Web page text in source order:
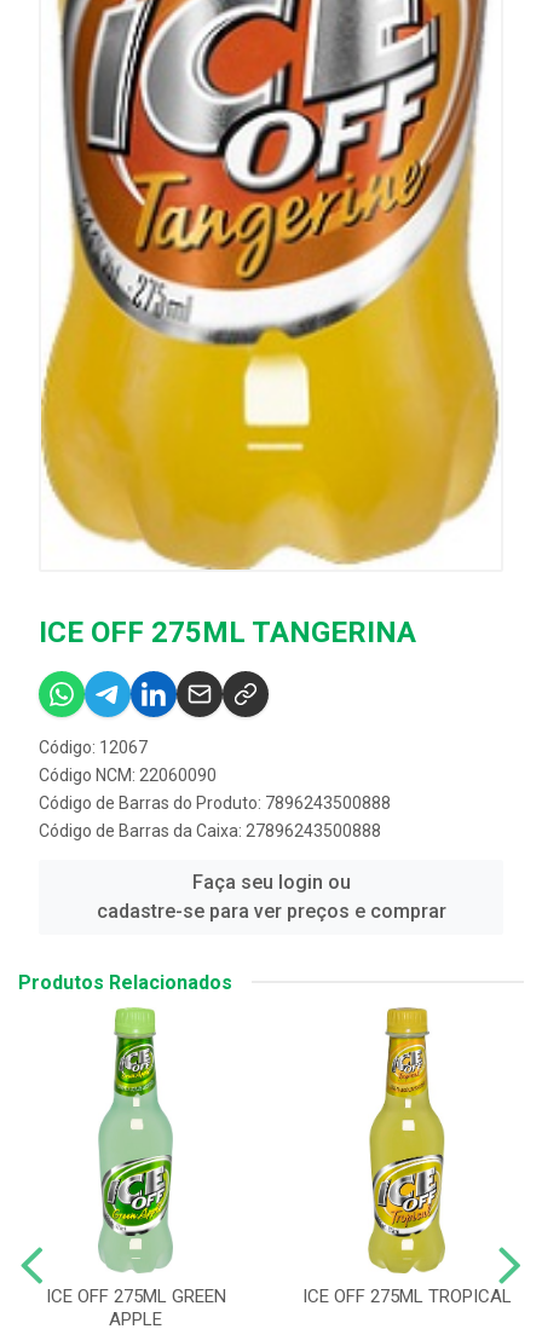
ICE OFF 275ML TANGERINA
Código: 12067
Código NCM: 22060090
Código de Barras do Produto: 7896243500888
Código de Barras da Caixa: 27896243500888
Faça seu login ou
cadastre-se para ver preços e comprar
Produtos Relacionados
ICE OFF 275ML GREEN
APPLE
ICE OFF 275ML TROPICAL